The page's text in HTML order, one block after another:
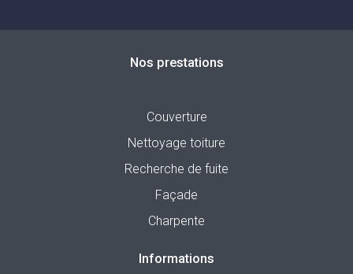
Nos prestations
Couverture
Nettoyage toiture
Recherche de fuite
Façade
Charpente
Informations